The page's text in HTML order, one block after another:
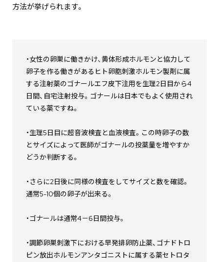
方法が挙げられます。
・女性の卵巣に働きかけ、黄体形成ホルモンと協力して
卵子を作る働きがあるヒト卵胞刺激ホルモン製剤に属
する注射薬のゴナールエフ皮下注用を生理2日目から4
日間、自宅注射投与。ゴナールは日本でもよく使用され
ている薬ですね。
・生理5日目に超音波検査と血液検査。この時卵子の数
とサイズによって医師がゴナールの投薬量を増やすか
どうか判断する。
・さらに2日後に同様の検査をしてサイズと数を確認。
通常5-10個の卵子が出来る。
・ゴナールは通常4－6日間投与。
・調節卵巣刺激下における早発排卵防止薬、ゴナドトロ
ピン放出ホルモンアンタゴニストに属する薬セトロタ